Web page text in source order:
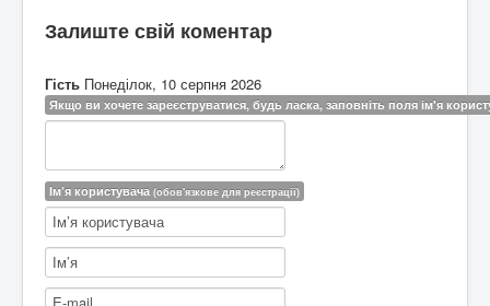
Залиште свій коментар
Гість Понеділок, 10 серпня 2026
Якщо ви хочете зареєструватися, будь ласка, заповніть поля ім'я
Ім’я користувача (обов'язкове для реєстрації)